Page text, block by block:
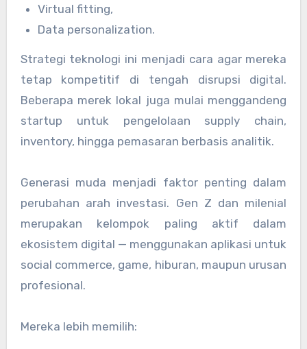
Virtual fitting,
Data personalization.
Strategi teknologi ini menjadi cara agar mereka
tetap kompetitif di tengah disrupsi digital.
Beberapa merek lokal juga mulai menggandeng
startup untuk pengelolaan supply chain,
inventory, hingga pemasaran berbasis analitik.
Generasi muda menjadi faktor penting dalam
perubahan arah investasi. Gen Z dan milenial
merupakan kelompok paling aktif dalam
ekosistem digital — menggunakan aplikasi untuk
social commerce, game, hiburan, maupun urusan
profesional.
Mereka lebih memilih: